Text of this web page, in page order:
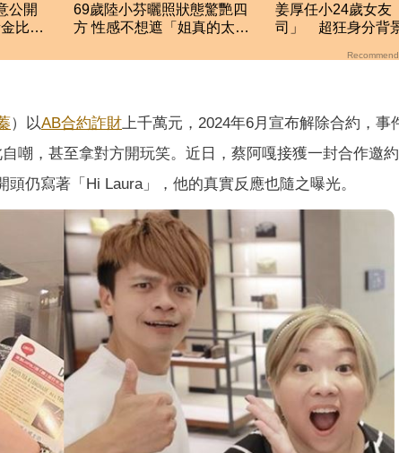
公開
比例
69歲陸小芬曬照狀態驚艷四
方 性感不想遮「姐真的太
姜厚任小24歲女友
司」 超狂身分背
）以AB合約詐財上千萬元，2024年6月宣布解除合約，事
嘲，甚至拿對方開玩笑。近日，蔡阿嘎接獲一封合作邀
仍寫著「Hi Laura」，他的真實反應也隨之曝光。